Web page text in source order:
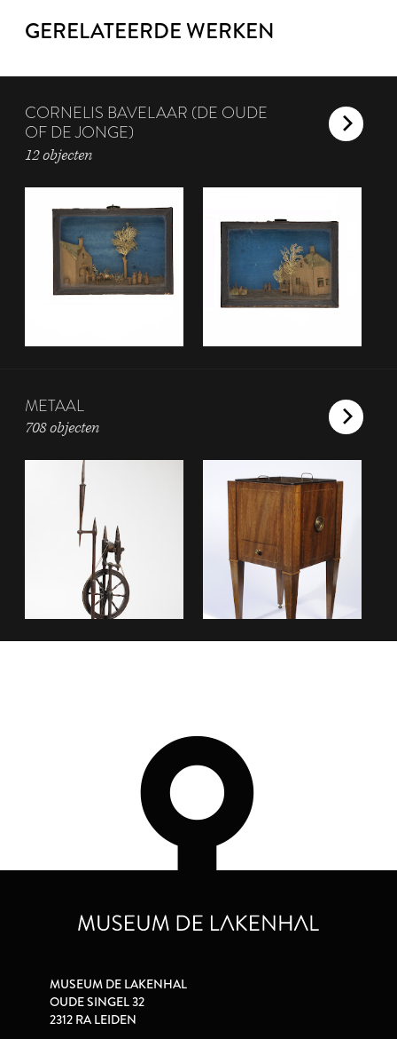
GERELATEERDE WERKEN
CORNELIS BAVELAAR (DE OUDE
OF DE JONGE)
12 objecten
METAAL
708 objecten
MUSEUM DE LAKENHAL
OUDE SINGEL 32
2312 RA LEIDEN